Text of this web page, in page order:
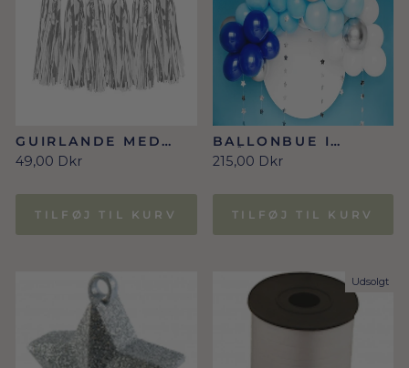
GUIRLANDE MED
KVASTER I SØLV
49,00 Dkr
TILFØJ TIL KURV
BALLONBUE I
BLÅ/SØLV
215,00 Dkr
TILFØJ TIL KURV
Udsolgt